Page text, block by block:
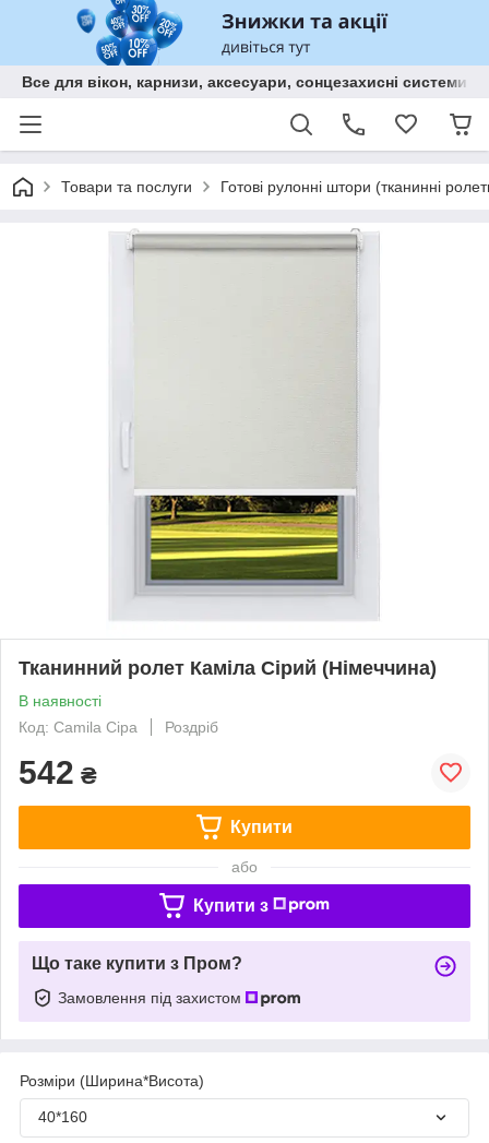
Все для вікон, карнизи, аксесуари, сонцезахисні
Товари та послуги Готові рулонні штори (тканинні
Тканинний ролет Каміла Сірий (Німеччина)
В наявності
Код: Camila Сіра
Роздріб
542 ₴
Купити
або
Купити з
Що таке купити з Пром?
Замовлення під захистом
Розміри (Ширина*Висота)
40*160